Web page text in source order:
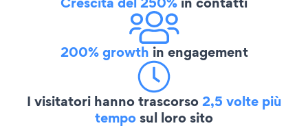
200% growth in engagement
I visitatori hanno trascorso2,5 volte più
temposul loro sito